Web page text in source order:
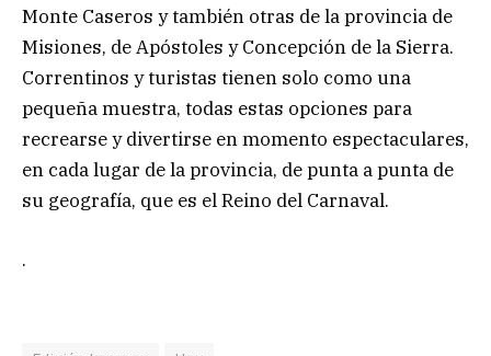
Monte Caseros y también otras de la provincia de
Misiones, de Apóstoles y Concepción de la Sierra.
Correntinos y turistas tienen solo como una
pequeña muestra, todas estas opciones para
recrearse y divertirse en momento espectaculares,
en cada lugar de la provincia, de punta a punta de
su geografía, que es el Reino del Carnaval.
.